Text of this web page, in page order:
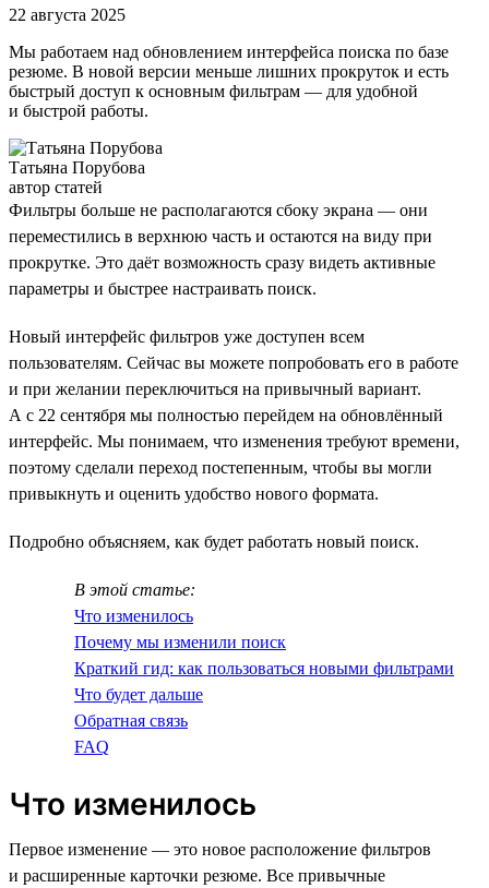
22 августа 2025
Мы работаем над обновлением интерфейса поиска по базе
резюме. В новой версии меньше лишних прокруток и есть
быстрый доступ к основным фильтрам — для удобной
и быстрой работы.
Татьяна Порубова
автор статей
Фильтры больше не располагаются сбоку экрана — они
переместились в верхнюю часть и остаются на виду при
прокрутке. Это даёт возможность сразу видеть активные
параметры и быстрее настраивать поиск.
Новый интерфейс фильтров уже доступен всем
пользователям. Сейчас вы можете попробовать его в работе
и при желании переключиться на привычный вариант.
А с 22 сентября мы полностью перейдем на обновлённый
интерфейс. Мы понимаем, что изменения требуют времени,
поэтому сделали переход постепенным, чтобы вы могли
привыкнуть и оценить удобство нового формата.
Подробно объясняем, как будет работать новый поиск.
В этой статье:
Что изменилось
Почему мы изменили поиск
Краткий гид: как пользоваться новыми фильтрами
Что будет дальше
Обратная связь
FAQ
Что изменилось
Первое изменение — это новое расположение фильтров
и расширенные карточки резюме. Все привычные